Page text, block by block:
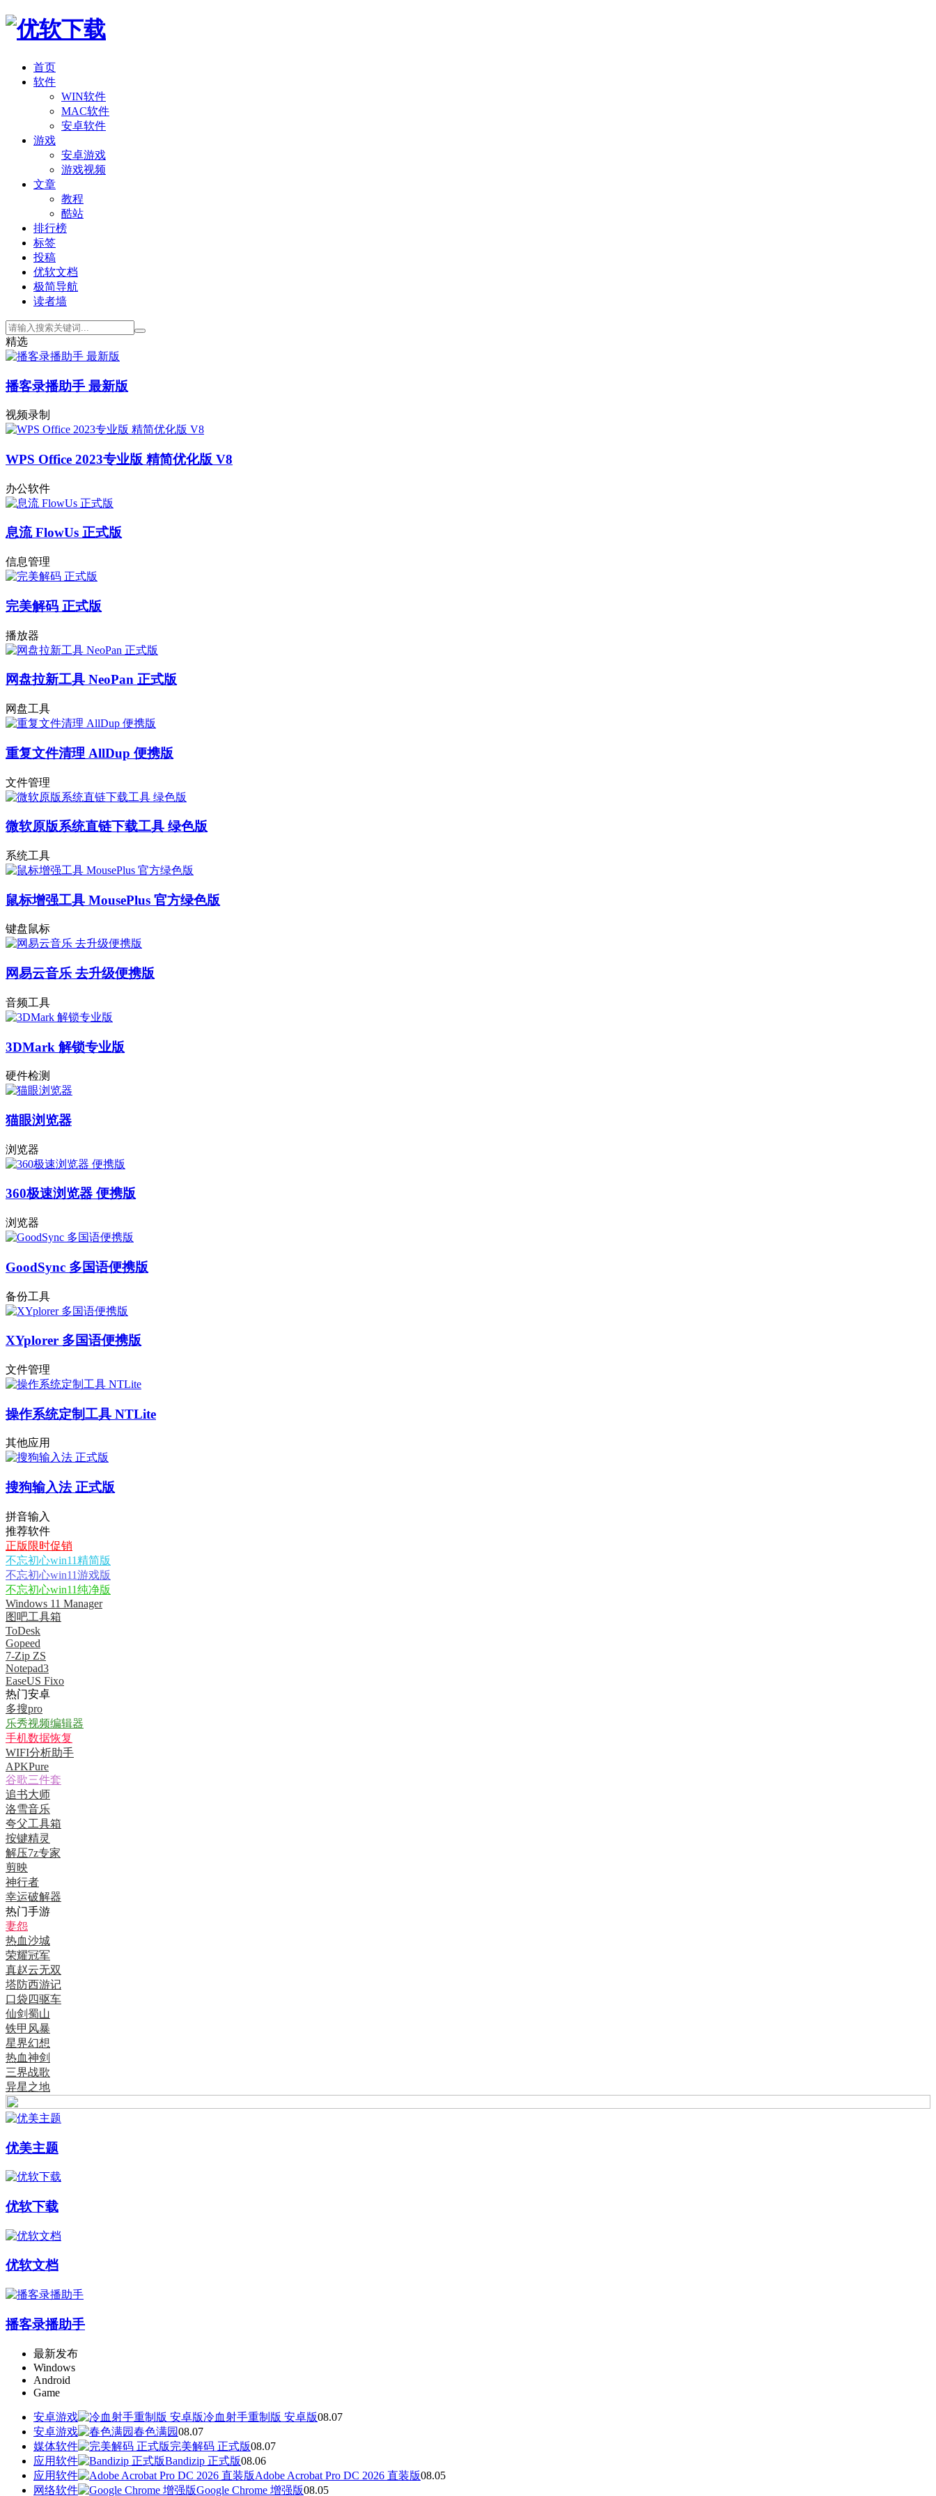
首页
软件
WIN软件
MAC软件
安卓软件
游戏
安卓游戏
游戏视频
文章
教程
酷站
排行榜
标签
投稿
优软文档
极简导航
读者墙
精选
播客录播助手 最新版
视频录制
WPS Office 2023专业版 精简优化版 V8
办公软件
息流 FlowUs 正式版
信息管理
完美解码 正式版
播放器
网盘拉新工具 NeoPan 正式版
网盘工具
重复文件清理 AllDup 便携版
文件管理
微软原版系统直链下载工具 绿色版
系统工具
鼠标增强工具 MousePlus 官方绿色版
键盘鼠标
网易云音乐 去升级便携版
音频工具
3DMark 解锁专业版
硬件检测
猫眼浏览器
浏览器
360极速浏览器 便携版
浏览器
GoodSync 多国语便携版
备份工具
XYplorer 多国语便携版
文件管理
操作系统定制工具 NTLite
其他应用
搜狗输入法 正式版
拼音输入
推荐软件
正版限时促销
不忘初心win11精简版
不忘初心win11游戏版
不忘初心win11纯净版
Windows 11 Manager
图吧工具箱
ToDesk
Gopeed
7-Zip ZS
Notepad3
EaseUS Fixo
热门安卓
多搜pro
乐秀视频编辑器
手机数据恢复
WIFI分析助手
APKPure
谷歌三件套
追书大师
洛雪音乐
夸父工具箱
按键精灵
解压7z专家
剪映
神行者
幸运破解器
热门手游
妻怨
热血沙城
荣耀冠军
真赵云无双
塔防西游记
口袋四驱车
仙剑蜀山
铁甲风暴
星界幻想
热血神剑
三界战歌
异星之地
优美主题
优软下载
优软文档
播客录播助手
最新发布
Windows
Android
Game
安卓游戏 冷血射手重制版 安卓版08.07
安卓游戏
春色满园08.07
媒体软件
完美解码 正式版08.07
应用软件
Bandizip 正式版08.06
应用软件
Adobe Acrobat Pro DC 2026 直装版08.05
网络软件
Google Chrome 增强版08.05